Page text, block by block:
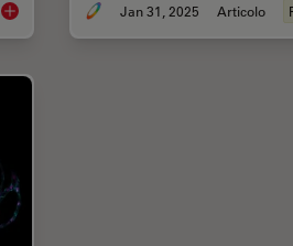
Uncover the Hidden Complexity of Colon
Jan 31, 2025 Articolo